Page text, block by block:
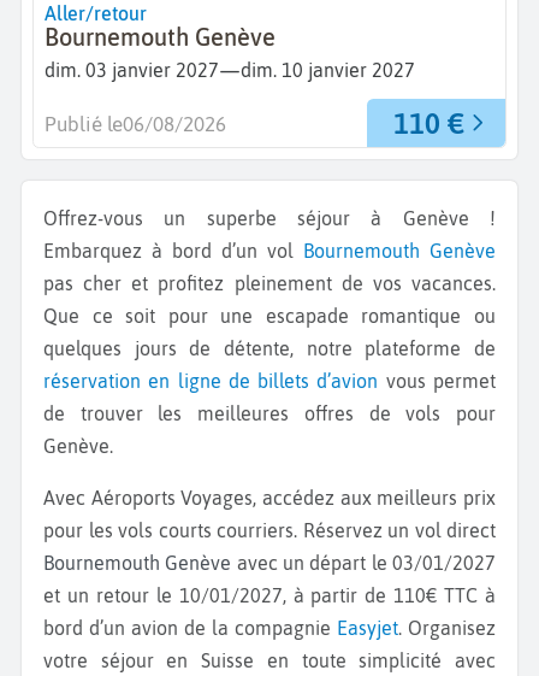
Aller/retour
Bournemouth Genève
dim. 03 janvier 2027—dim. 10 janvier 2027
110 €
Publié le06/08/2026
Offrez-vous un superbe séjour à Genève !
Embarquez à bord d’un vol Bournemouth Genève
pas cher et profitez pleinement de vos vacances.
Que ce soit pour une escapade romantique ou
quelques jours de détente, notre plateforme de
réservation en ligne de billets d’avion vous permet
de trouver les meilleures offres de vols pour
Genève.
Avec Aéroports Voyages, accédez aux meilleurs prix
pour les vols courts courriers. Réservez un vol direct
Bournemouth Genève avec un départ le 03/01/2027
et un retour le 10/01/2027, à partir de 110€ TTC à
bord d’un avion de la compagnie Easyjet. Organisez
votre séjour en Suisse en toute simplicité avec